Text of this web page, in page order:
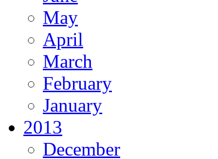
May
April
March
February
January
2013
December